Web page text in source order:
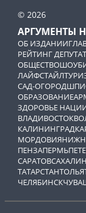
© 2026
АРГУМЕНТЫ
ОБ ИЗДАНИИ
РЕЙТИНГ
ОБЩЕСТВО
ЛАЙФСТАЙЛ
САД-ОГОРОД
ОБРАЗОВАНИЕ
ЗДОРОВЬЕ
ВЛАДИВОСТОК
КАЛИНИНГРАД
МОРДОВИЯ
ПЕНЗАПЕРМЬ
САРАТОВСАХАЛИН
ТАТАРСТАН
ЧЕЛЯБИНСК